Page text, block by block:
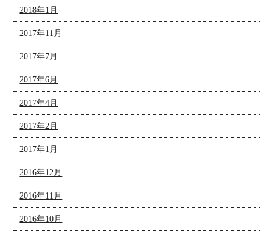
2018年1月
2017年11月
2017年7月
2017年6月
2017年4月
2017年2月
2017年1月
2016年12月
2016年11月
2016年10月